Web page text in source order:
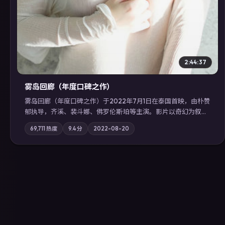
2:44:37
雾岛回廊（年度口碑之作）
雾岛回廊（年度口碑之作）于2022年7月1日在泰国首映，由朴赞
郁执导，齐溪、裴斗娜、佛罗伦斯·珀等主演。影片以奇幻为叙事
主轴，边境小镇的平静被一封匿名信彻底打破；摄影与配乐强化
地域气质；站内亦可通过「国产免费观看高清电视剧在线看」延
展检索同类型高分佳作，畅享高清在线追剧体验。
69,711 热度 9.4分 2022-08-20